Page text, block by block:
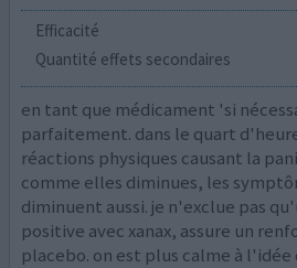
Efficacité
Quantité effets secondaires
en tant que médicament 'si
parfaitement. dans le quart
réactions physiques causant la
comme elles diminues, les
diminuent aussi. je n'exclue pas
positive avec xanax, assure un
placebo. on est plus calme à